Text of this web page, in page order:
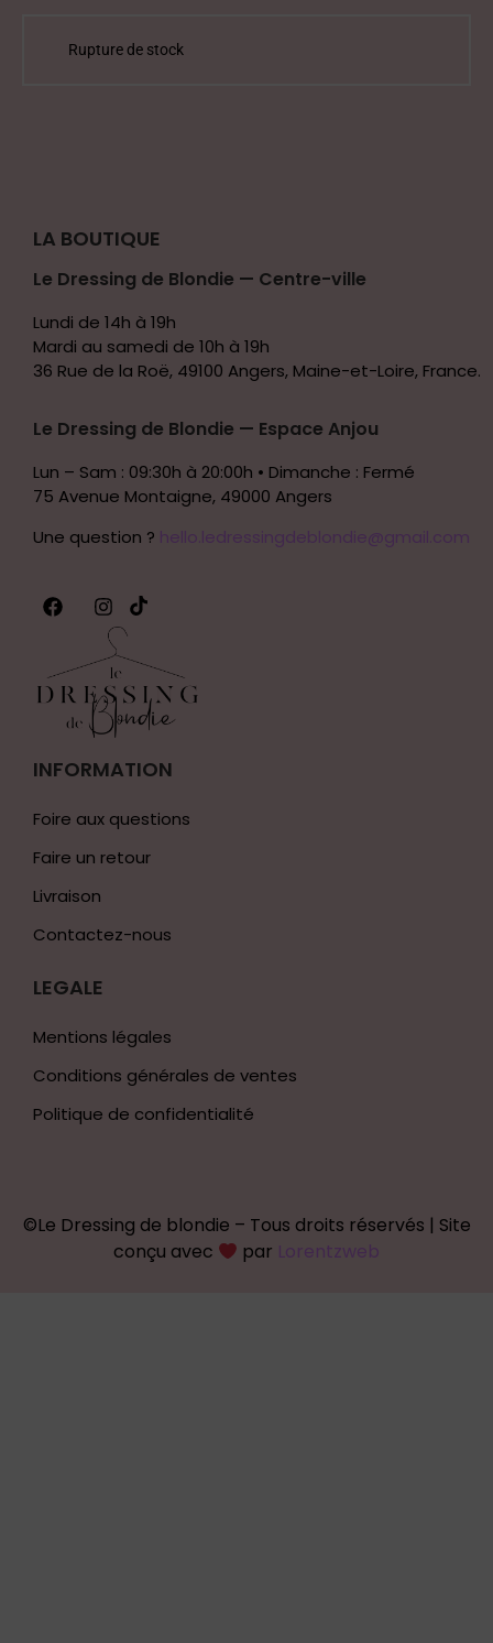
LA BOUTIQUE
Le Dressing de Blondie — Centre-ville
Lundi de 14h à 19h
Mardi au samedi de 10h à 19h
36 Rue de la Roë, 49100 Angers, Maine-et-Loire, France.
Le Dressing de Blondie — Espace Anjou
Lun – Sam : 09:30h à 20:00h • Dimanche : Fermé
75 Avenue Montaigne, 49000 Angers
Une question ? hello.ledressingdeblondie@gmail.com
INFORMATION
Foire aux questions
Faire un retour
Livraison
Contactez-nous
LEGALE
Mentions légales
Conditions générales de ventes
Politique de confidentialité
©Le Dressing de blondie – Tous droits réservés | Site
conçu avec
par Lorentzweb